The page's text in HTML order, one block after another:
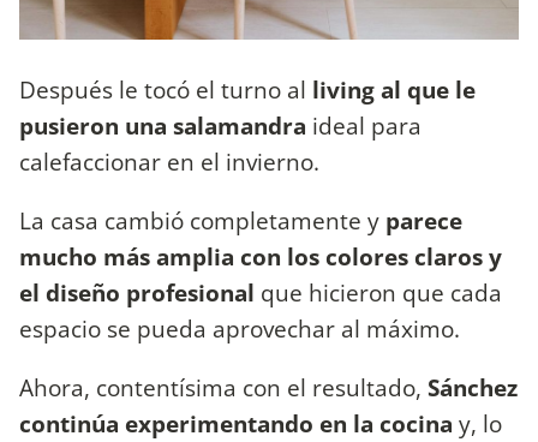
Después le tocó el turno al living al que le
pusieron una salamandra ideal para
calefaccionar en el invierno.
La casa cambió completamente y parece
mucho más amplia con los colores claros y
el diseño profesional que hicieron que cada
espacio se pueda aprovechar al máximo.
Ahora, contentísima con el resultado, Sánchez
continúa experimentando en la cocina y, lo